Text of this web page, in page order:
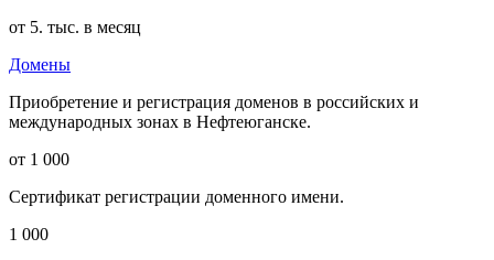
от 5. тыс. в месяц
Домены
Приобретение и регистрация доменов в российских и
международных зонах в Нефтеюганске.
от 1 000
Сертификат регистрации доменного имени.
1 000